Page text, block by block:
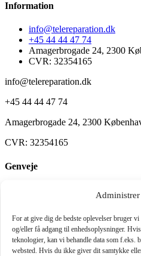
For at give dig de bedste oplevelser bruger
og/eller få adgang til enhedsoplysninger.
teknologier, kan vi behandle data som
websted. Hvis du ikke giver dit samtykke
Information
info@telereparation.dk
+45 44 44 47 74
Amagerbrogade 24, 2300
CVR: 32354165
info@telereparation.dk
+45 44 44 47 74
Amagerbrogade 24, 2300
CVR: 32354165
Genveje
Kontakt os
Åbningstider